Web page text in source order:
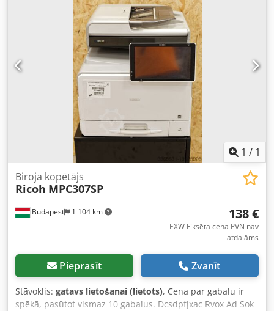
Detaļas ir iztīrītas • Precīzi samontēta • Oriģinālais toneris
uzpildīts līdz 30% iekārtā (aptuveni 7000 izdruku/krāsa) •
Atjaunināta angļu valodas programmatūra • Skaitītājs
atiestatīts • Iepriekš uzinstalēta, notestēta: pieslēgt un
lietot • Garantēts iekārtas minimālais resurss – 400 000
lpp. • ISO sertifikāts • Videi draudzīga
1 / 1
Budapest 1 104 km
Biroja kopētājs
Ricoh MPC307SP
138 €
EXW Fiksēta cena PVN nav
atdalāms
Pieprasīt Zvanīt
Stāvoklis: gatavs lietošanai (lietots), Cena par gabalu ir
spēkā, pasūtot vismaz 10 gabalus. Dcsdpfjxac Rvox Ad Sok